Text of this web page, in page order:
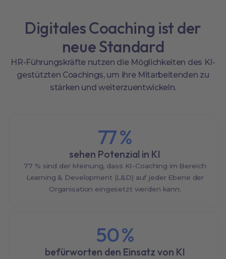
Digitales Coaching ist der
neue Standard
HR-Führungskräfte nutzen die Möglichkeiten des KI-
gestützten Coachings, um ihre Mitarbeitenden zu
stärken und weiterzuentwickeln.
77%
sehen Potenzial in KI
77 % sind der Meinung, dass KI-Coaching im Bereich
Learning & Development (L&D) auf jeder Ebene der
Organisation eingesetzt werden kann.
50%
befürworten den Einsatz von KI